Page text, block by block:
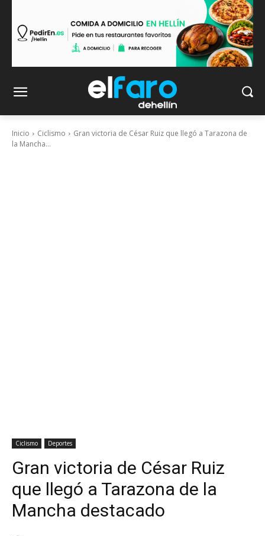
Inicio Ciclismo
Gran victoria de César Ruiz que llegó a Tarazona de
la Mancha...
Ciclismo Deportes
Gran victoria de César Ruiz
que llegó a Tarazona de la
Mancha destacado